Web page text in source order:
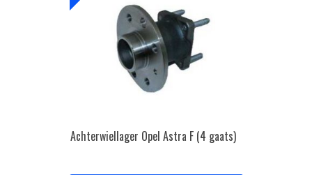
Achterwiellager Opel Astra F (4 gaats)